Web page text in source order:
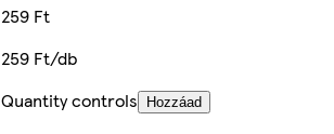
259 Ft
259 Ft/db
Quantity controls
Hozzáad